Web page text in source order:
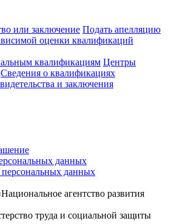
или заключение Подать апелляцию
оценки квалификаций
квалификациям Центры
Сведения о квалификациях
и заключения
данных
персональных данных
агентство развития
труда и социальной защиты